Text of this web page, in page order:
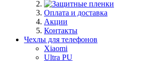
Оплата и доставка
Акции
Контакты
Чехлы для телефонов
Xiaomi
Ultra PU